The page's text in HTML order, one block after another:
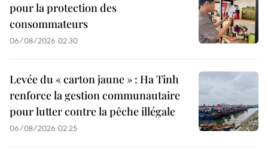
pour la protection des
consommateurs
06/08/2026 02:30
Levée du « carton jaune » : Ha Tinh
renforce la gestion communautaire
pour lutter contre la pêche illégale
06/08/2026 02:25